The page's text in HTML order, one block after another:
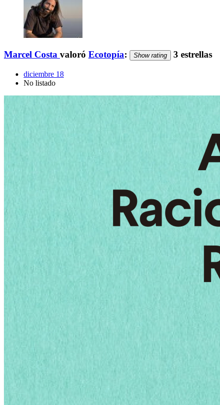
Marcel Costa valoró Ecotopía: Show rating 3 estrellas
diciembre 18
No listado